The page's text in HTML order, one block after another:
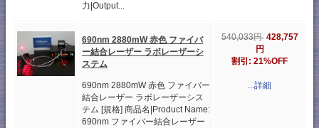
力|Output...
690nm 2880mW 赤色 ファイバ
ー結合レーザー ラボレーザーシ
ステム
690nm 2880mW 赤色 ファイバー
結合レーザー ラボレーザーシス
テム [規格] 商品名|Product Name:
690nm ファイバー結合レーザー
540,033円 428,757
円
割引: 21%OFF
...詳細